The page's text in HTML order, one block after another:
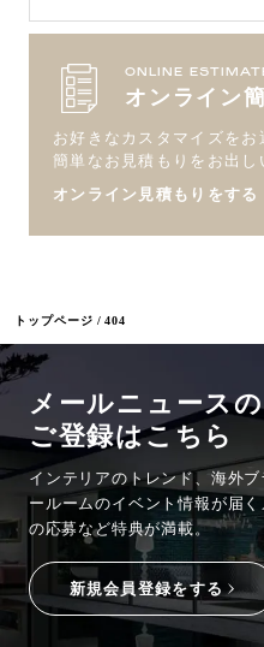
トップページ 404
ONLINE
オンライン
お好きなカスタマイズをお
簡単なお見積もりをお出し
オンライン見積もりをする
メールニュースの
ご登録はこちら
インテリアのトレンド、海外
ールームのイベント情報が届
の応募など特典が満載。
新規会員登録をする